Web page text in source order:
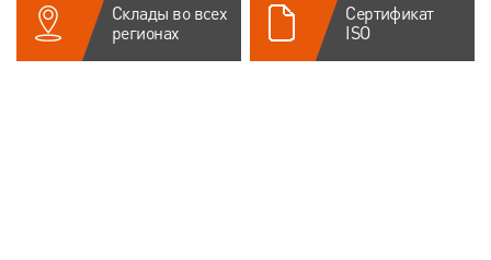
Склады во всех
регионах
Сертификат
ISO